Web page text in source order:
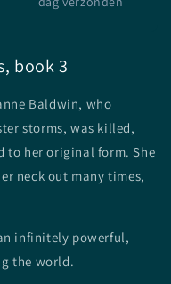
book 3
Baldwin, who
storms, was killed,
to her original form. She
neck out many times,
infinitely powerful,
the world.